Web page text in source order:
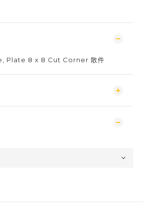
Plate 8 x 8 Cut Corner 散件